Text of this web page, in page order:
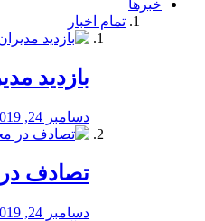
خبرها
تمام اخبار
بازدید
دسامبر 24, 2019
تصادف
دسامبر 24, 2019